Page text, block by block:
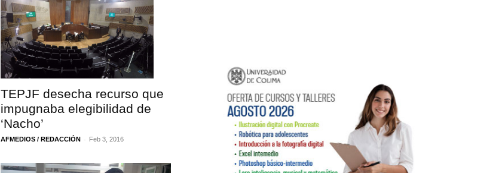
TEPJF desecha recurso que
impugnaba elegibilidad de
‘Nacho’
AFMEDIOS / REDACCIÓN - Feb 3, 2016